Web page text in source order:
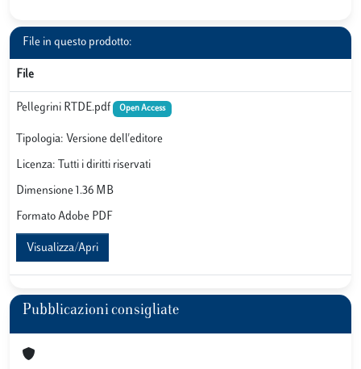
File in questo prodotto:
File
Pellegrini RTDE.pdf Open Access
Tipologia: Versione dell'editore
Licenza: Tutti i diritti riservati
Dimensione 1.36 MB
Formato Adobe PDF
Visualizza/Apri
Pubblicazioni consigliate